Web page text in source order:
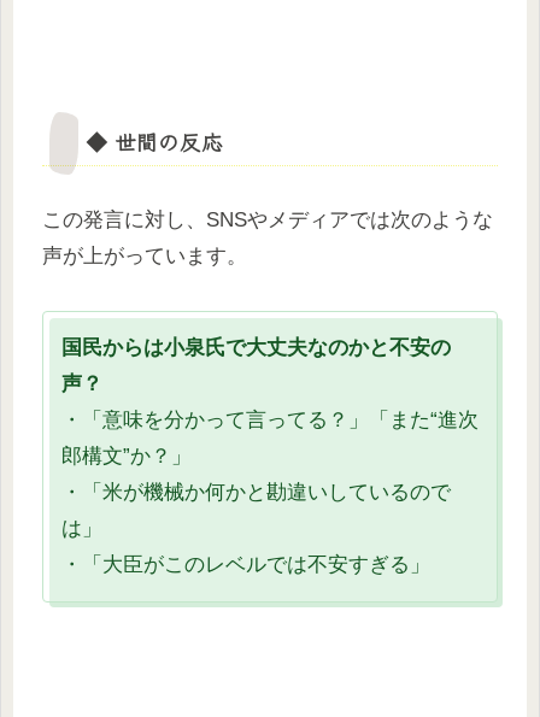
◆ 世間の反応
この発言に対し、SNSやメディアでは次のような
声が上がっています。
国民からは小泉氏で大丈夫なのかと不安の
声？
・「意味を分かって言ってる？」「また“進次
郎構文”か？」
・「米が機械か何かと勘違いしているので
は」
・「大臣がこのレベルでは不安すぎる」